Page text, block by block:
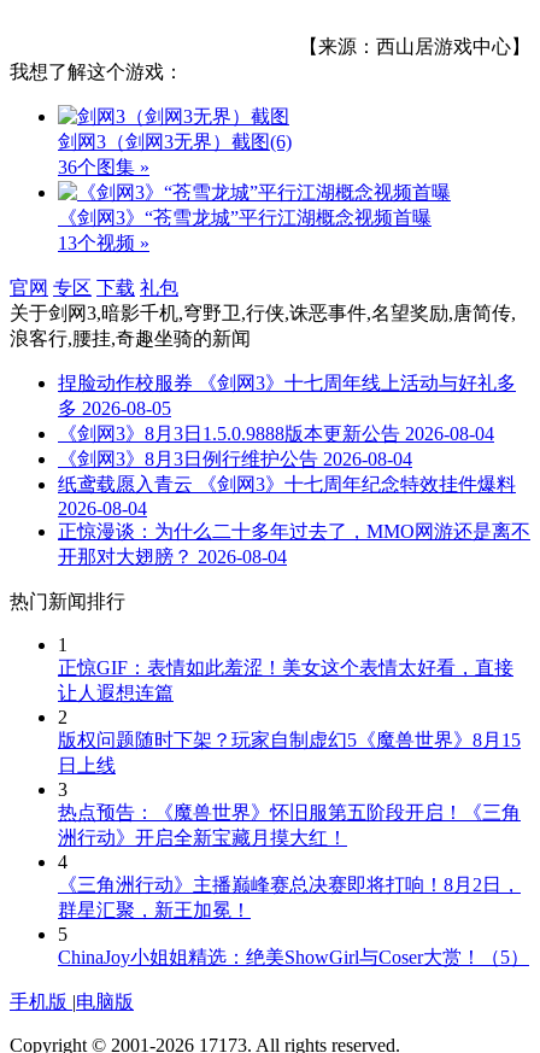
【来源：西山居游戏中心】
我想了解这个游戏：
剑网3（剑网3无界）截图(6)
36个图集 »
《剑网3》“苍雪龙城”平行江湖概念视频首曝
13个视频 »
官网 专区 下载 礼包
关于剑网3,暗影千机,穹野卫,行侠,诛恶事件,名望奖励,唐简传,
浪客行,腰挂,奇趣坐骑的新闻
捏脸动作校服券 《剑网3》十七周年线上活动与好礼多
多 2026-08-05
《剑网3》8月3日1.5.0.9888版本更新公告 2026-08-04
《剑网3》8月3日例行维护公告 2026-08-04
纸鸢载愿入青云 《剑网3》十七周年纪念特效挂件爆料
2026-08-04
正惊漫谈：为什么二十多年过去了，MMO网游还是离不
开那对大翅膀？ 2026-08-04
热门新闻排行
1
正惊GIF：表情如此羞涩！美女这个表情太好看，直接
让人遐想连篇
2
版权问题随时下架？玩家自制虚幻5《魔兽世界》8月15
日上线
3
热点预告：《魔兽世界》怀旧服第五阶段开启！《三角
洲行动》开启全新宝藏月摸大红！
4
《三角洲行动》主播巅峰赛总决赛即将打响！8月2日，
群星汇聚，新王加冕！
5
ChinaJoy小姐姐精选：绝美ShowGirl与Coser大赏！（5）
手机版 |电脑版
Copyright © 2001-2026 17173. All rights reserved.